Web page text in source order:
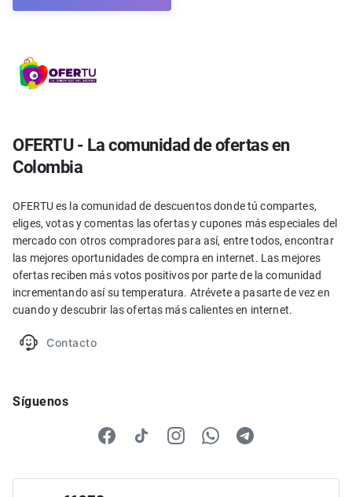
OFERTU - La comunidad de ofertas en
Colombia
OFERTU es la comunidad de descuentos donde tú compartes,
eliges, votas y comentas las ofertas y cupones más especiales del
mercado con otros compradores para así, entre todos, encontrar
las mejores oportunidades de compra en internet. Las mejores
ofertas reciben más votos positivos por parte de la comunidad
incrementando así su temperatura. Atrévete a pasarte de vez en
cuando y descubrir las ofertas más calientes en internet.
Contacto
Síguenos